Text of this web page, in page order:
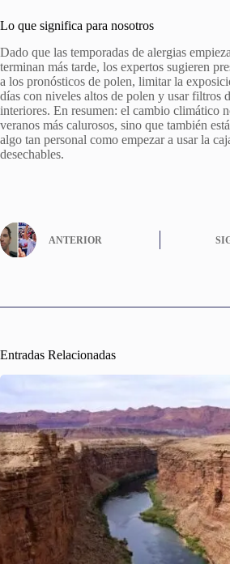
Lo que significa para nosotros
Dado que las temporadas de alergias
terminan más tarde, los expertos sugieren
a los pronósticos de polen, limitar la
días con niveles altos de polen y usar filtros
interiores. En resumen: el cambio climático
veranos más calurosos, sino que también
algo tan personal como empezar a usar la
desechables.
ANTERIOR
Entradas Relacionadas